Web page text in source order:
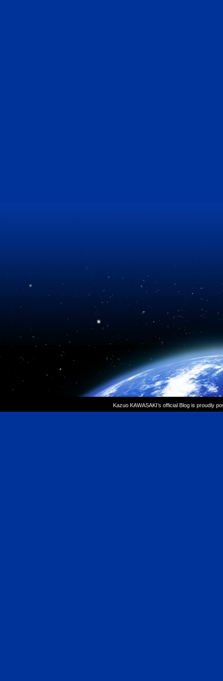
Kazuo KAWASAKI’s official Blog is proudly